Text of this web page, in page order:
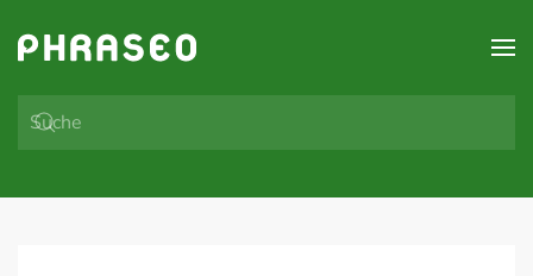
Zum Hauptinhalt springen